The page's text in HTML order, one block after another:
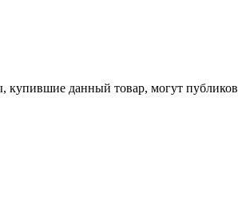
купившие данный товар, могут